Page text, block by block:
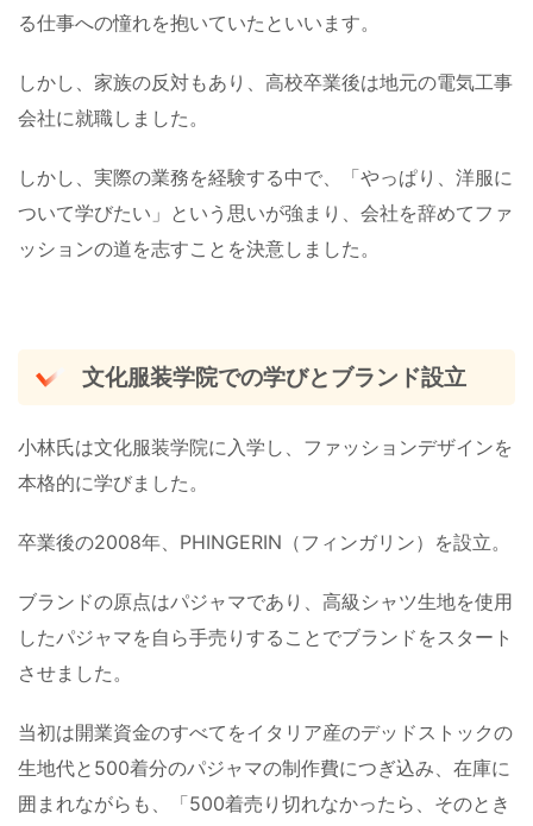
る仕事への憧れを抱いていたといいます。
しかし、家族の反対もあり、高校卒業後は地元の電気工事
会社に就職しました。
しかし、実際の業務を経験する中で、「やっぱり、洋服に
ついて学びたい」という思いが強まり、会社を辞めてファ
ッションの道を志すことを決意しました。
文化服装学院での学びとブランド設立
小林氏は文化服装学院に入学し、ファッションデザインを
本格的に学びました。
卒業後の2008年、PHINGERIN（フィンガリン）を設立。
ブランドの原点はパジャマであり、高級シャツ生地を使用
したパジャマを自ら手売りすることでブランドをスタート
させました。
当初は開業資金のすべてをイタリア産のデッドストックの
生地代と500着分のパジャマの制作費につぎ込み、在庫に
囲まれながらも、「500着売り切れなかったら、そのとき